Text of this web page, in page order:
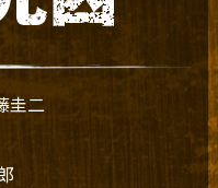
藤圭二